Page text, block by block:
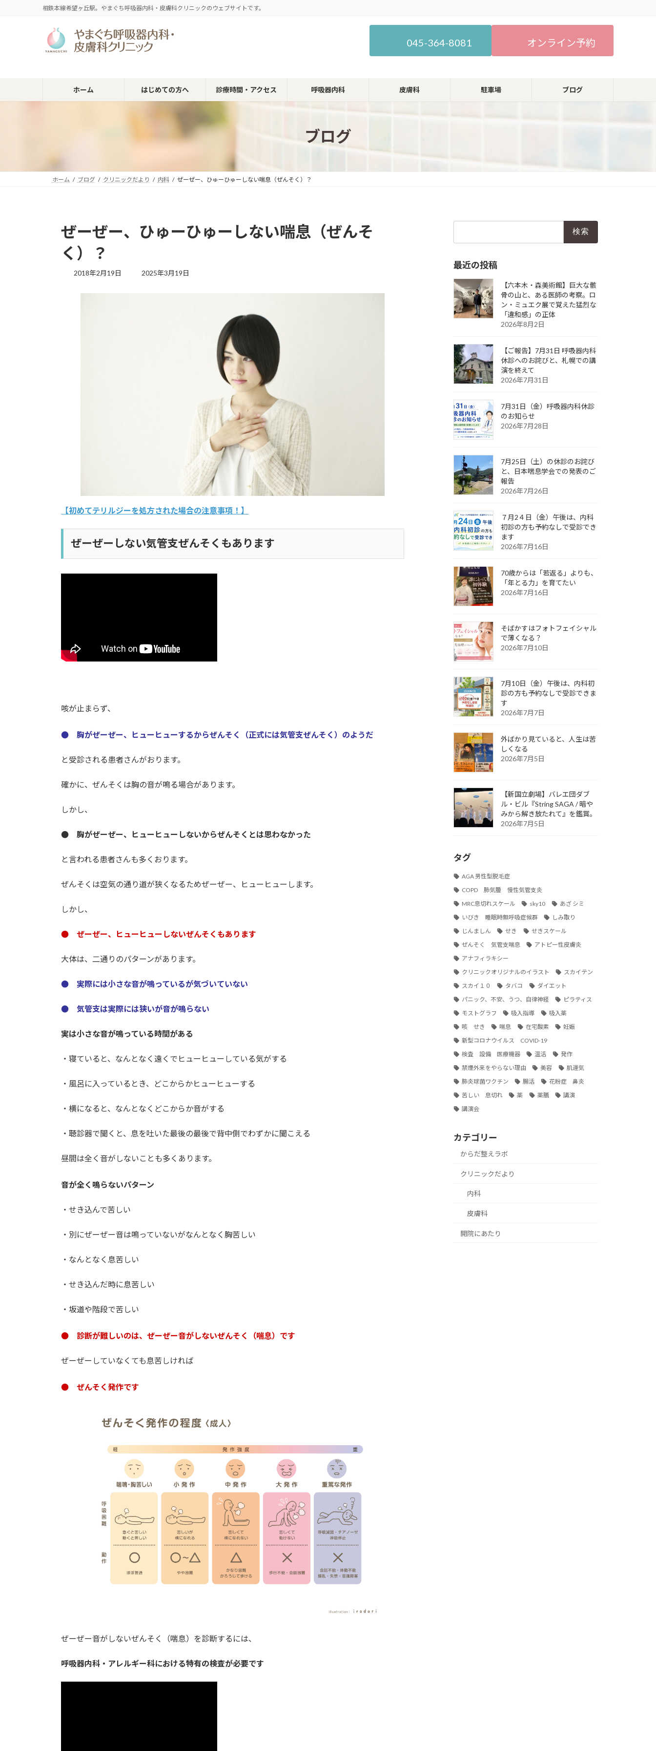
ッ
移
相鉄本線希望ヶ丘駅。やまぐち呼吸器内科・皮膚科クリニックのウェブサイトです。
045-364-8081 オンライン予約
ホーム はじめての方へ 診療時間・アクセス 呼吸器内科 皮膚科 駐車場 ブログ
ブログ
ホーム ブログ クリニックだより 内科 ぜーぜー、ひゅーひゅーしない喘息（ぜんそく）？
ぜーぜー、ひゅーひゅーしない喘息（ぜんそ
く）？
2018年2月19日
最
2025年3月19日
【初めてテリルジーを処方された場合の注意事項！】
ぜーぜーしない気管支ぜんそくもあります
咳が止まらず、
● 胸がぜーぜー、ヒューヒューするからぜんそく（正式には気管支ぜんそく）のようだ
と受診される患者さんがおります。
確かに、ぜんそくは胸の音が鳴る場合があります。
しかし、
● 胸がぜーぜー、ヒューヒューしないからぜんそくとは思わなかった
と言われる患者さんも多くおります。
ぜんそくは空気の通り道が狭くなるためぜーぜー、ヒューヒューします。
しかし、
● ぜーぜー、ヒューヒューしないぜんそくもあります
大体は、二通りのパターンがあります。
● 実際には小さな音が鳴っているが気づいていない
● 気管支は実際には狭いが音が鳴らない
実は小さな音が鳴っている時間がある
・寝ていると、なんとなく遠くでヒューヒューしている気がする
・風呂に入っているとき、どこからかヒューヒューする
・横になると、なんとなくどこからか音がする
・聴診器で聞くと、息を吐いた最後の最後で背中側でわずかに聞こえる
昼間は全く音がしないことも多くあります。
音が全く鳴らないパターン
・せき込んで苦しい
・別にぜーぜー音は鳴っていないがなんとなく胸苦しい
・なんとなく息苦しい
・せき込んだ時に息苦しい
・坂道や階段で苦しい
● 診断が難しいのは、ぜーぜー音がしないぜんそく（喘息）です
ぜーぜーしていなくても息苦しければ
● ぜんそく発作です
ぜーぜー音がしないぜんそく（喘息）を診断するには、
呼吸器内科・アレルギー科における特有の検査が必要です
最近の投稿
【六本木・森美術館】巨大な骸
骨の山と、ある医師の考察。ロ
ン・ミュエク展で覚えた猛烈な
「違和感」の正体
2026年8月2日
【ご報告】7月31日 呼吸器内科
休診へのお詫びと、札幌での講
演を終えて
2026年7月31日
7月31日（金）呼吸器内科休診
のお知らせ
2026年7月28日
7月25日（土）の休診のお詫び
と、日本喘息学会での発表のご
報告
2026年7月26日
７月2４日（金）午後は、内科
初診の方も予約なしで受診でき
ます
2026年7月16日
70歳からは「若返る」よりも、
「年とる力」を育てたい
2026年7月16日
そばかすはフォトフェイシャル
で薄くなる？
2026年7月10日
7月10日（金）午後は、内科初
診の方も予約なしで受診できま
す
2026年7月7日
外ばかり見ていると、人生は苦
しくなる
2026年7月5日
【新国立劇場】バレエ団ダブ
ル・ビル『String SAGA / 暗や
みから解き放たれて』を鑑賞。
2026年7月5日
タグ
AGA 男性型脱毛症
COPD 肺気腫 慢性気管支炎
MRC息切れスケール
sky10
あざ シミ
いびき 睡眠時無呼吸症候群
しみ取り
じんましん
せき
せきスケール
ぜんそく 気管支喘息
アトピー性皮膚炎
アナフィラキシー
クリニックオリジナルのイラスト
スカイテン
スカイ１０
タバコ
ダイエット
パニック、不安、うつ、自律神経
ピラティス
モストグラフ
吸入指導
吸入薬
咳 せき
喘息 在宅酸素
妊娠
新型コロナウイルス COVID-19
検査 設備 医療機器
温活
発作
禁煙外来をやらない理由
美容
肌運気
肺炎球菌ワクチン
腸活
花粉症 鼻炎
苦しい 息切れ
薬 薬膳
講演
講演会
カテゴリー
からだ整えラボ
クリニックだより
内科
皮膚科
開院にあたり